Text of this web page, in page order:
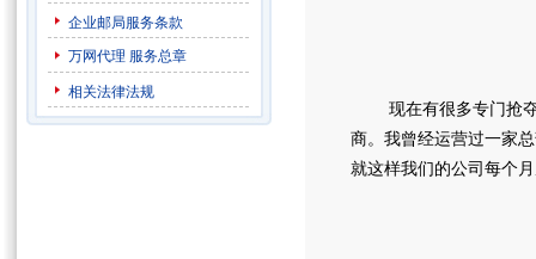
企业邮局服务条款
万网代理 服务总章
相关法律法规
现在有很多专门抢夺
商。我曾经运营过一家
就这样我们的公司每个